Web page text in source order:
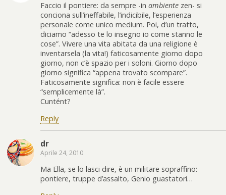
Faccio il pontiere: da sempre -in ambiente zen- si
conciona sull’ineffabile, l’indicibile, l’esperienza
personale come unico medium. Poi, d’un tratto,
diciamo “adesso te lo insegno io come stanno le
cose”. Vivere una vita abitata da una religione è
inventarsela (la vita!) faticosamente giorno dopo
giorno, non c’è spazio per i soloni. Giorno dopo
giorno significa “appena trovato scompare”.
Faticosamente significa: non è facile essere
“semplicemente là”.
Cuntént?
Reply
dr
Aprile 24, 2010
Ma Ella, se lo lasci dire, è un militare sopraffino:
pontiere, truppe d’assalto, Genio guastatori…